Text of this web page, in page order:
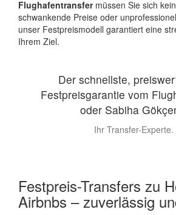
Flughafentransfermüssen Sie sich
schwankende Preise oder
unser Festpreismodell garantiert eine
Ihrem Ziel.
Der schnellste,
Festpreisgarantie vom
oder Sabiha
Ihr Transfer-Experte.
Festpreis-Transfers zu
Airbnbs – zuverlässig